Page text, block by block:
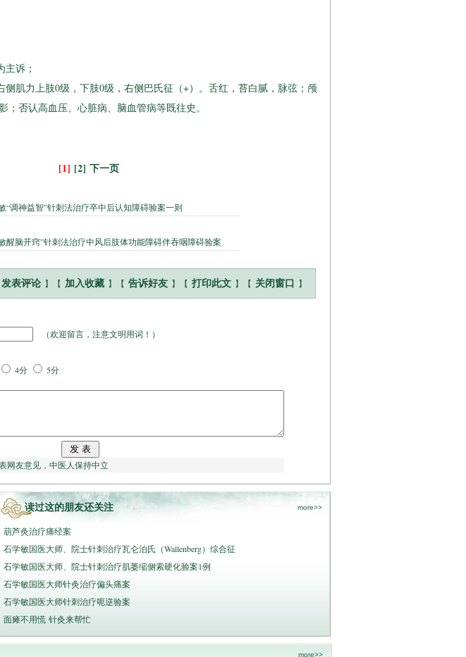
诉；
肌力上肢0级，下肢0级，右侧巴氏征（+）。舌红，苔白腻，脉弦；颅
否认高血压、心脏病、脑血管病等既往史。
[1] [2] 下一页
“调神益智”针刺法治疗卒中后认知障碍验案一则
醒脑开窍”针刺法治疗中风后肢体功能障碍伴吞咽障碍验案
发表评论 】【 加入收藏 】【 告诉好友 】【 打印此文 】【 关闭窗口 】
（欢迎留言，注意文明用词！ ）
4分 5分
友意见，中医人保持中立
读过这的朋友还关注 more>>
葫芦灸治疗痛经案
石学敏国医大师、院士针刺治疗瓦仑泊氏（Wallenberg）综合征
石学敏国医大师、院士针刺治疗肌萎缩侧索硬化验案1例
石学敏国医大师针灸治疗偏头痛案
石学敏国医大师针刺治疗呃逆验案
面瘫不用慌 针灸来帮忙
more>>